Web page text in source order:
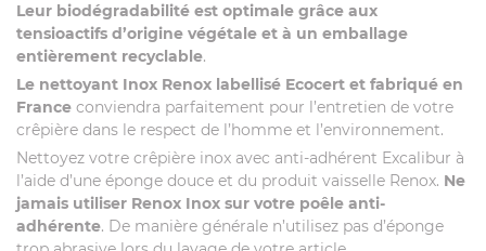
Leur biodégradabilité est optimale grâce aux
tensioactifs d’origine végétale et à un emballage
entièrement recyclable.
Le nettoyant Inox Renox labellisé Ecocert et fabriqué en
France conviendra parfaitement pour l’entretien de votre
crêpière dans le respect de l’homme et l’environnement.
Nettoyez votre crêpière inox avec anti-adhérent Excalibur à
l’aide d’une éponge douce et du produit vaisselle Renox. Ne
jamais utiliser Renox Inox sur votre poêle anti-
adhérente. De manière générale n’utilisez pas d’éponge